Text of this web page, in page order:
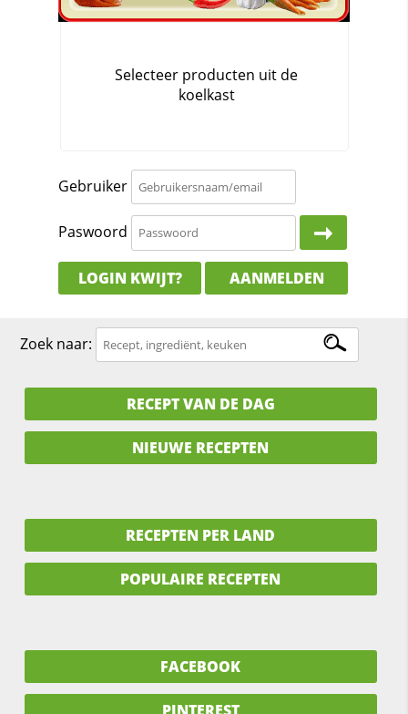
Gebruiker
Paswoord
LOGIN KWIJT? AANMELDEN
Zoek naar:
RECEPT VAN DE DAG
NIEUWE RECEPTEN
RECEPTEN PER LAND
POPULAIRE RECEPTEN
FACEBOOK